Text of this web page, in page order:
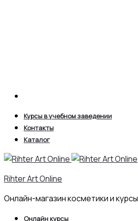
Курсы в учебном заведении
Контакты
Каталог
Rihter Art Online
Онлайн-магазин косметики и курсы
Онлайн курсы